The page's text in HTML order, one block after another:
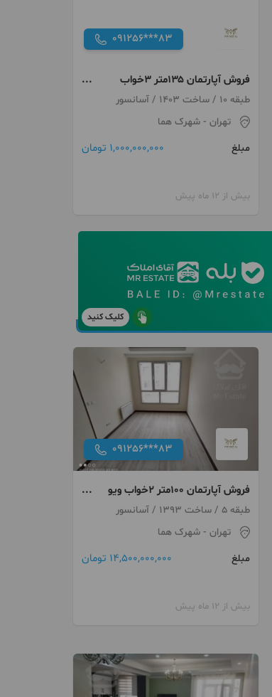
091256***83
فروش آپارتمان ۱۳۵متر ۳خواب
سوپر لاکچری شهرک هما
طبقه 10 / ساخت 1403 / آسانسور
تهران - شهرک هما
مبلغ
1,000,000,000 تومان
بیش از 12 ماه پیش
کلیک کنید
091256***83
فروش آپارتمان ۱۰۰متر ۲خواب ویو
ابدی شهرک هما
طبقه 5 / ساخت 1393 / آسانسور
تهران - شهرک هما
مبلغ
14,500,000,000 تومان
بیش از 12 ماه پیش